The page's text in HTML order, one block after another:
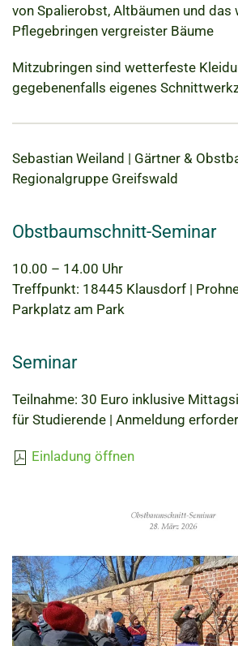
von Spalierobst, Altbäumen und das
Pflegebringen vergreister Bäume
Mitzubringen sind wetterfeste
gegebenenfalls eigenes
Sebastian Weiland | Gärtner &
Regionalgruppe Greifswald
Obstbaumschnitt-Seminar
10.00 – 14.00 Uhr
Treffpunkt: 18445 Klausdorf |
Parkplatz am Park
Seminar
Teilnahme: 30 Euro inklusive
für Studierende | Anmeldung
Einladung öffnen